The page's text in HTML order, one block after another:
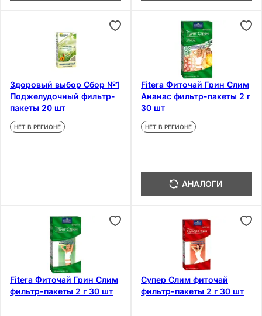
Здоровый выбор Сбор №1
Поджелудочный фильтр-
пакеты 20 шт
НЕТ В РЕГИОНЕ
Fitera Фиточай Грин Слим
Ананас фильтр-пакеты 2 г
30 шт
НЕТ В РЕГИОНЕ
АНАЛОГИ
Fitera Фиточай Грин Слим
фильтр-пакеты 2 г 30 шт
Супер Слим фиточай
фильтр-пакеты 2 г 30 шт